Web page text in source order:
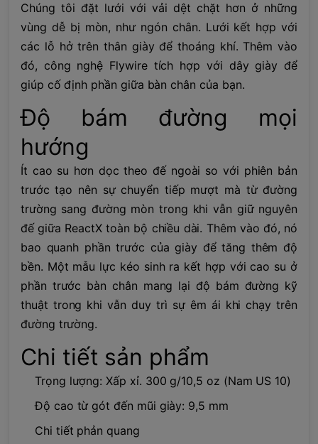
Chúng tôi đặt lưới với vải dệt chặt hơn ở những
vùng dễ bị mòn, như ngón chân. Lưới kết hợp với
các lỗ hở trên thân giày để thoáng khí. Thêm vào
đó, công nghệ Flywire tích hợp với dây giày để
giúp cố định phần giữa bàn chân của bạn.
Độ bám đường mọi
hướng
Ít cao su hơn dọc theo đế ngoài so với phiên bản
trước tạo nên sự chuyển tiếp mượt mà từ đường
trường sang đường mòn trong khi vẫn giữ nguyên
đế giữa ReactX toàn bộ chiều dài. Thêm vào đó, nó
bao quanh phần trước của giày để tăng thêm độ
bền. Một mẫu lực kéo sinh ra kết hợp với cao su ở
phần trước bàn chân mang lại độ bám đường kỹ
thuật trong khi vẫn duy trì sự êm ái khi chạy trên
đường trường.
Chi tiết sản phẩm
Trọng lượng: Xấp xỉ. 300 g/10,5 oz (Nam US 10)
Độ cao từ gót đến mũi giày: 9,5 mm
Chi tiết phản quang